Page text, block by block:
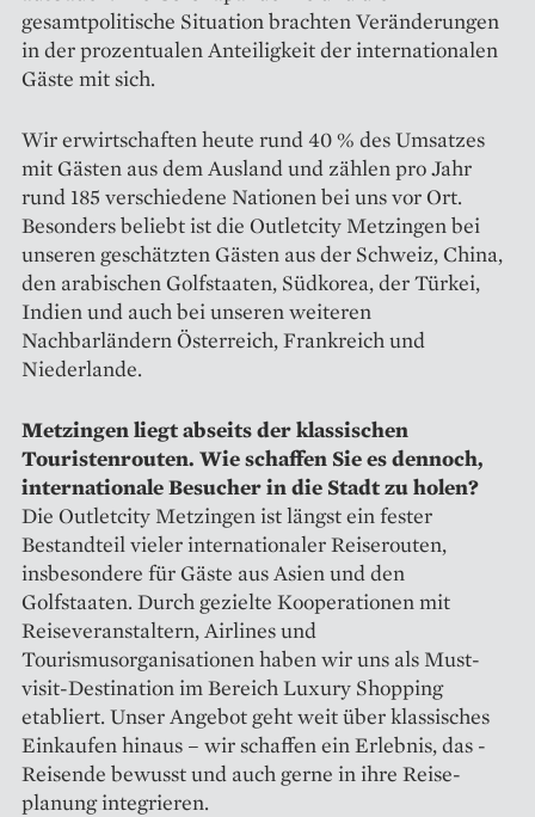
gesamtpolitische Situation brachten Veränderungen
in der prozentualen Anteiligkeit der internationalen
Gäste mit sich.
Wir erwirtschaften heute rund 40 % des Umsatzes
mit Gästen aus dem Ausland und zählen pro Jahr
rund 185 verschiedene Nationen bei uns vor Ort.
Besonders beliebt ist die Outletcity Metzingen bei
unseren geschätzten Gästen aus der Schweiz, China,
den arabischen Golfstaaten, Südkorea, der Türkei,
Indien und auch bei unseren weiteren
Nachbarländern Österreich, Frankreich und
Niederlande.
Metzingen liegt abseits der klassischen
Touristenrouten. Wie schaffen Sie es dennoch,
internationale Besucher in die Stadt zu holen?
Die Outletcity Metzingen ist längst ein fester
Bestandteil vieler inter­nationaler Reiserouten,
insbesondere für Gäste aus Asien und den
Golfstaaten. Durch gezielte Kooperationen mit
Reiseveranstaltern, Airlines und
Tourismusorganisationen haben wir uns als Must-
visit-Destination im Bereich Luxury Shopping
etabliert. Unser Angebot geht weit über klassisches
Einkaufen hinaus – wir schaffen ein Erlebnis, das ­
Reisende bewusst und auch gerne in ihre Reise­
planung integrieren.